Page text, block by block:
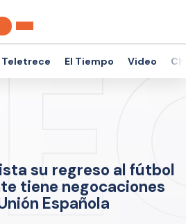
El Tiempo Video
su regreso al fútbol
tiene negocaciones
Española